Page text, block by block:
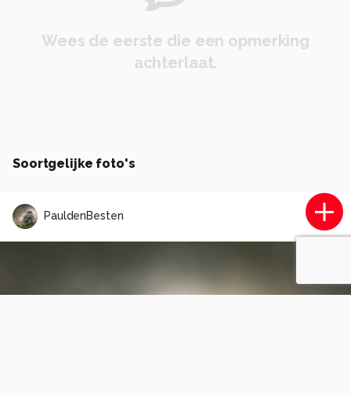
Wees de eerste die een opmerking
achterlaat.
Soortgelijke foto's
PauldenBesten